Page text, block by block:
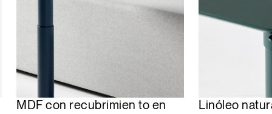
MDF con recubrimien to en
Linóleo